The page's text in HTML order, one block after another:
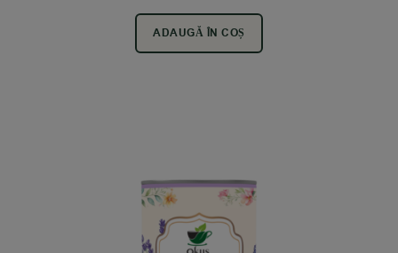
ADAUGĂ ÎN COȘ